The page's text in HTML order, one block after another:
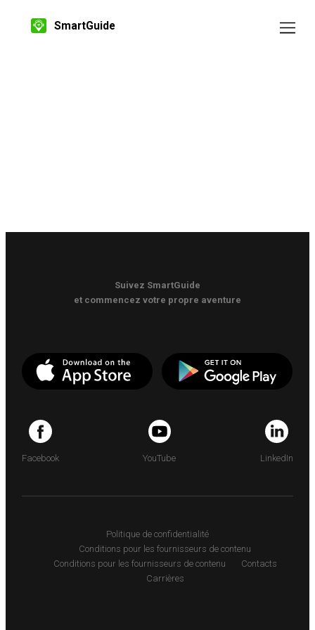
SmartGuide
Suivez SmartGuide
et commencez votre propre aventure
Facebook YouTube LinkedIn
Politique de confidentialité
Conditions pour les fournisseurs de contenu
Conditions pour les fournisseurs de contenu
Contacts
Carrières